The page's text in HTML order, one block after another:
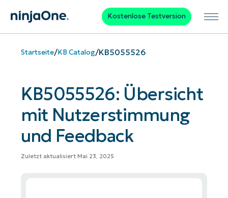
Kostenlose Testversion
Startseite/KB Catalog/KB5055526
KB5055526: Übersicht
mit Nutzerstimmung
und Feedback
Zuletzt aktualisiert Mai 23, 2025